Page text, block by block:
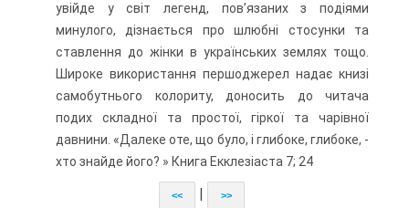
увійде у світ легенд, пов’язаних з подіями
минулого, дізнається про шлюбні стосунки та
ставлення до жінки в українських землях тощо.
Широке використання першоджерел надає книзі
самобутнього колориту, доносить до читача
подих складної та простої, гіркої та чарівної
давнини. «Далеке оте, що було, і глибоке, глибоке, -
хто знайде його? » Книга Екклезіаста 7; 24
<< >>